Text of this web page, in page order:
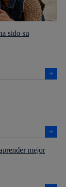
sido su
mejor